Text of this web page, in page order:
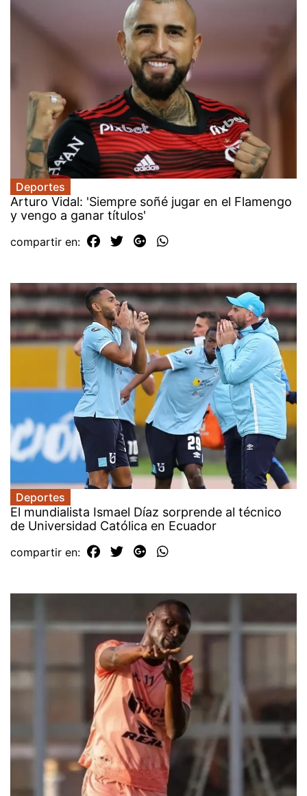
Deportes
Arturo Vidal: 'Siempre soñé jugar en el Flamengo
y vengo a ganar títulos'
compartir en:
Deportes
El mundialista Ismael Díaz sorprende al técnico
de Universidad Católica en Ecuador
compartir en: